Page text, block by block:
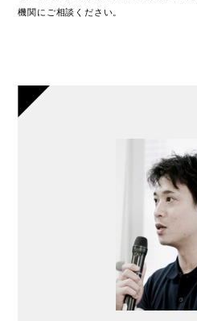
機関にご相談ください。